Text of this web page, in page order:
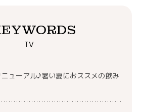
TV
ューアル♪暑い夏におススメの飲み